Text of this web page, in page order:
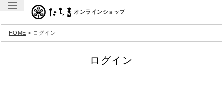
オンラインショップ
HOME ログイン
ログイン